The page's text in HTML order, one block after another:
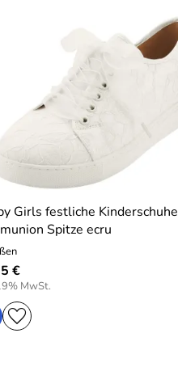
Girls festliche Kinderschuhe
Spitze ecru
€
MwSt.